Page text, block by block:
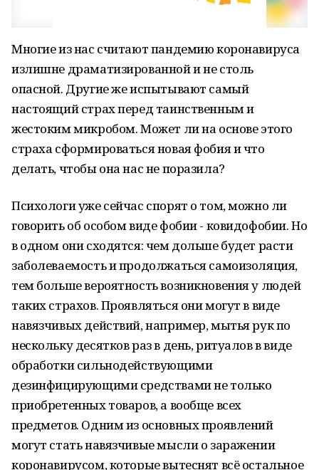
Многие из нас считают пандемию коронавируса
излишне драматизированной и не столь
опасной. Другие же испытывают самый
настоящий страх перед таинственным и
жестоким микробом. Может ли на основе этого
страха сформироваться новая фобия и что
делать, чтобы она нас не поразила?
Психологи уже сейчас спорят о том, можно ли
говорить об особом виде фобии - ковидофобии. Но
в одном они сходятся: чем дольше будет расти
заболеваемость и продолжаться самоизоляция,
тем больше вероятность возникновения у людей
таких страхов. Проявляться они могут в виде
навязчивых действий, например, мытья рук по
нескольку десятков раз в день, ритуалов в виде
обработки сильнодействующими
дезинфицирующими средствами не только
приобретенных товаров, а вообще всех
предметов. Одним из основных проявлений
могут стать навязчивые мысли о заражении
коронавирусом, которые вытеснят всё остальное